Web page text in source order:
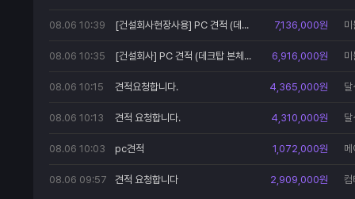
08.06 10:39 [건설회사현장사용] PC 견적 (데크탑 본체4, 모니터6) - 세금계산서 발행건 7,136,000원 미
08.06 10:35 [건설회사] PC 견적 (데크탑 본체4, 모니터6) - 세금계산서 발행건 6,916,000원 미
08.06 10:15 견적요청합니다. 4,365,000원 달
08.06 10:13 견적 요청합니다. 4,310,000원 달
08.06 10:03 pc견적 1,072,000원
08.06 09:57 견적 요청합니다 2,909,000원 컴